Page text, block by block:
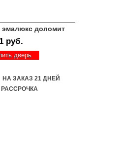
эмалюкс доломит
руб.
дверь
НА ЗАКАЗ 21 ДНЕЙ
РАССРОЧКА